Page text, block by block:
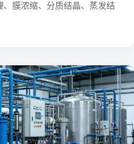
膜浓缩、分质结晶、蒸发结